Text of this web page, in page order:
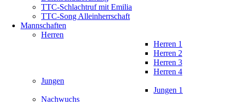
TTC-Schlachtruf mit Emilia
TTC-Song Alleinherrschaft
Mannschaften
Herren
Herren 1
Herren 2
Herren 3
Herren 4
Jungen
Jungen 1
Nachwuchs